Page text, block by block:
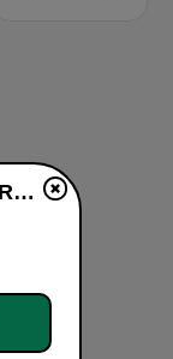
James Radioescuchas Ranch en vivo